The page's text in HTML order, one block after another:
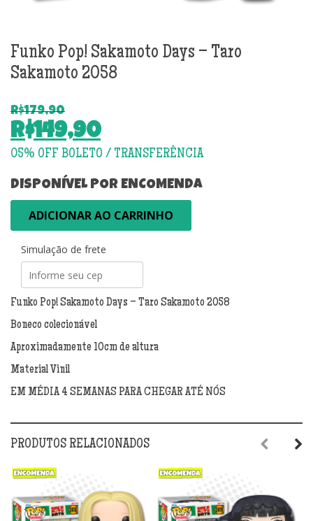
Funko Pop! Sakamoto Days – Taro
Sakamoto 2058
R$179,90
O
preço
original
era:
R$179,90.
R$149,90
O
preço
atual
é:
R$149,90.
DISPONÍVEL POR ENCOMENDA
Pop!
Days
Taro
Sakamoto
quantidade
ADICIONAR AO CARRINHO
Simulação de frete
Funko Pop! Sakamoto Days – Taro Sakamoto 2058
Boneco colecionável
Aproximadamente 10cm de altura
Material Vinil
EM MÉDIA 4 SEMANAS PARA CHEGAR ATÉ NÓS
PRODUTOS RELACIONADOS